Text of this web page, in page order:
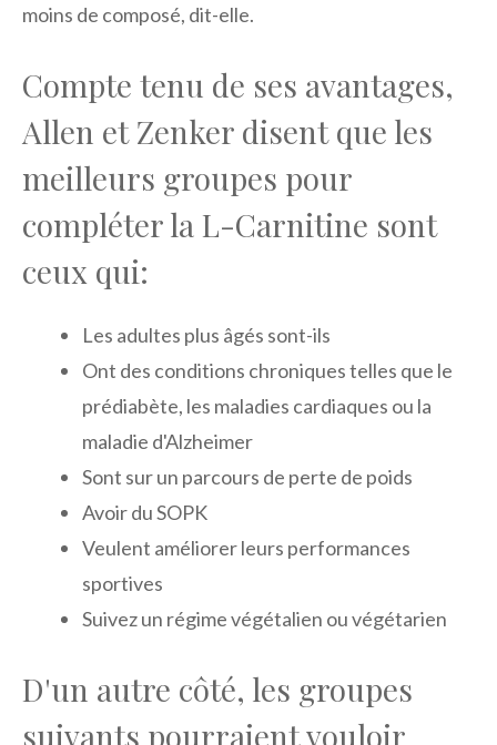
moins de composé, dit-elle.
Compte tenu de ses avantages,
Allen et Zenker disent que les
meilleurs groupes pour
compléter la L-Carnitine sont
ceux qui:
Les adultes plus âgés sont-ils
Ont des conditions chroniques telles que le
prédiabète, les maladies cardiaques ou la
maladie d'Alzheimer
Sont sur un parcours de perte de poids
Avoir du SOPK
Veulent améliorer leurs performances
sportives
Suivez un régime végétalien ou végétarien
D'un autre côté, les groupes
suivants pourraient vouloir